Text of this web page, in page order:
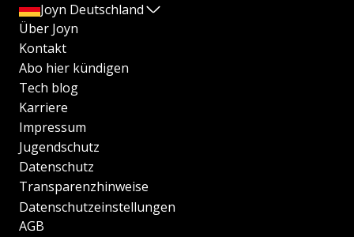
Joyn Deutschland
Über Joyn
Kontakt
Abo hier kündigen
Tech blog
Karriere
Impressum
Jugendschutz
Datenschutz
Transparenzhinweise
Datenschutzeinstellungen
AGB